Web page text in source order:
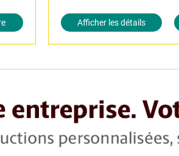
Afficher les détails